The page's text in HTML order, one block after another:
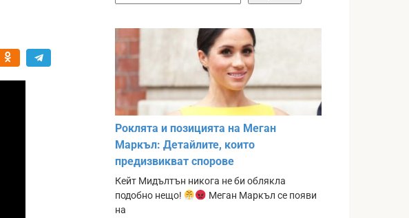
Роклята и позицията на Меган
Маркъл: Детайлите, които
предизвикват спорове
Кейт Мидълтън никога не би облякла
подобно нещо!
Меган Маркъл се появи
на